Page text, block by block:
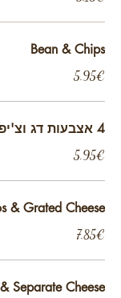
Bean & Chips
‏5.95 ‏€
4 אצבעות דג וצ'יפס
‏5.95 ‏€
& Grated Cheese
‏7.85 ‏€
Kid's Plain Spaghetti & Separate Cheese